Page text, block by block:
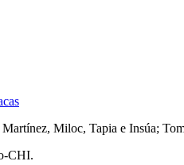
Miloc, Tapia e Insúa;
CHI.